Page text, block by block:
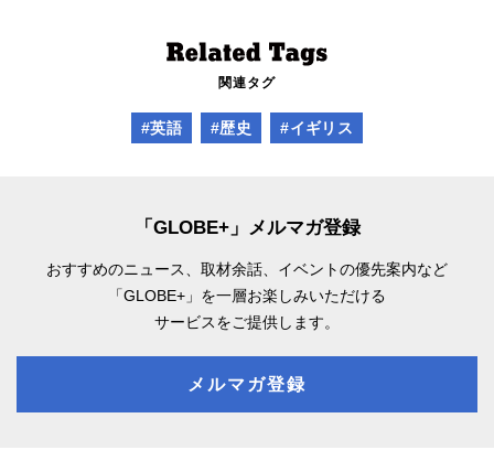
関連タグ
#英語 #歴史 #イギリス
「GLOBE+」メルマガ登録
おすすめのニュース、取材余話、 イベントの優先案内など
「GLOBE+」を一層お楽しみいただける
サービスをご提供します。
メルマガ登録